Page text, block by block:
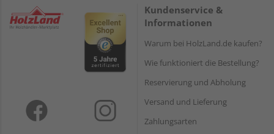
Kundenservice &
Informationen
Warum bei HolzLand.de kaufen?
Wie funktioniert die Bestellung?
Reservierung und Abholung
Versand und Lieferung
Zahlungsarten